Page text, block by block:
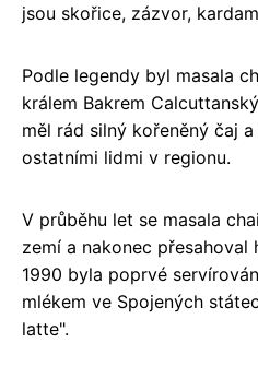
jsou skořice, zázvor,
Podle legendy byl masala
králem Bakrem
měl rád silný kořeněný čaj
ostatními lidmi v regionu.
V průběhu let se masala
zemí a nakonec přesahoval
1990 byla poprvé
mlékem ve Spojených
latte".